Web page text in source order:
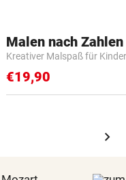
Kreativer Malspaß für Kinder
€19,90
chevron_right